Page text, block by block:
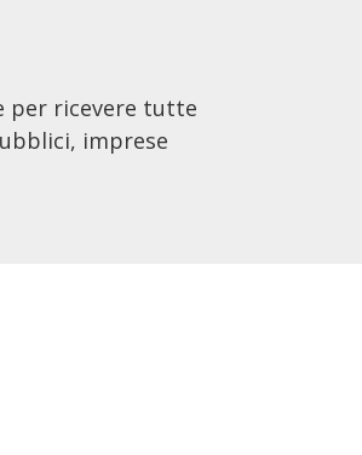
per ricevere tutte
imprese